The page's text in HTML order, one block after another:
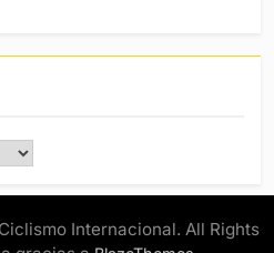
Internacional. All Rights